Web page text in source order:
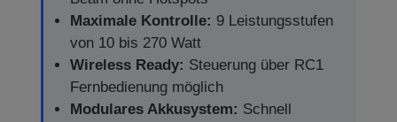
Maximale Kontrolle: 9 Leistungsstufen
von 10 bis 270 Watt
Wireless Ready: Steuerung über RC1
Fernbedienung möglich
Modulares Akkusystem: Schnell